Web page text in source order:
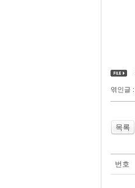
엮인글 :
목록
번호